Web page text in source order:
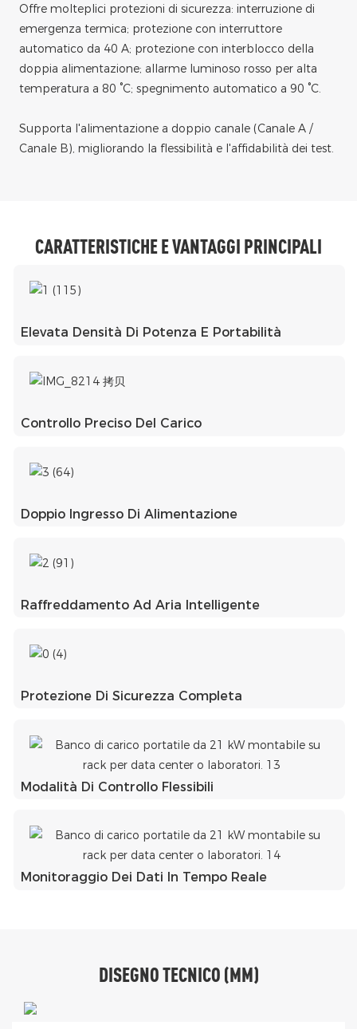
Offre molteplici protezioni di sicurezza: interruzione di
emergenza termica; protezione con interruttore
automatico da 40 A; protezione con interblocco della
doppia alimentazione; allarme luminoso rosso per alta
temperatura a 80 °C; spegnimento automatico a 90 °C.
Supporta l'alimentazione a doppio canale (Canale A /
Canale B), migliorando la flessibilità e l'affidabilità dei test.
CARATTERISTICHE E VANTAGGI PRINCIPALI
Elevata Densità Di Potenza E Portabilità
Controllo Preciso Del Carico
Doppio Ingresso Di Alimentazione
Raffreddamento Ad Aria Intelligente
Protezione Di Sicurezza Completa
Modalità Di Controllo Flessibili
Monitoraggio Dei Dati In Tempo Reale
DISEGNO TECNICO (MM)